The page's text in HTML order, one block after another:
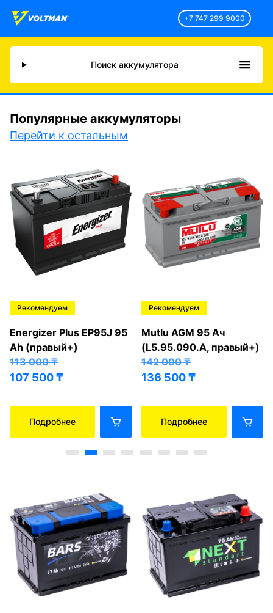
+7 747 299 9000
Поиск аккумулятора
Популярные аккумуляторы
Перейти к остальным
Рекомендуем
Energizer Plus EP95J 95
Ah (правый+)
113 000₸
107 500₸
Подробнее
Рекомендуем
Mutlu AGM 95 Ач
(L5.95.090.A, правый+)
142 000₸
136 500₸
Подробнее